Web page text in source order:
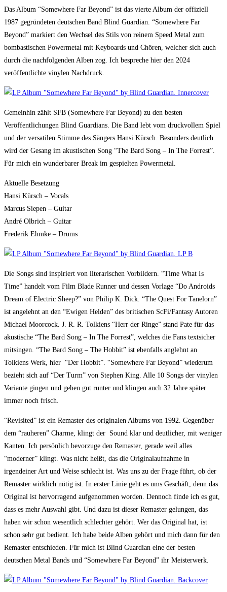
Das Album “Somewhere Far Beyond” ist das vierte Album der offiziell
1987 gegründeten deutschen Band Blind Guardian. “Somewhere Far
Beyond” markiert den Wechsel des Stils von reinem Speed Metal zum
bombastischen Powermetal mit Keyboards und Chören, welcher sich auch
durch die nachfolgenden Alben zog. Ich bespreche hier den 2024
veröffentlichte vinylen Nachdruck.
Gemeinhin zählt SFB (Somewhere Far Beyond) zu den besten
Veröffentlichungen Blind Guardians. Die Band lebt vom druckvollem Spiel
und der versatilen Stimme des Sängers Hansi Kürsch. Besonders deutlich
wird der Gesang im akustischen Song “The Bard Song – In The Forrest”.
Für mich ein wunderbarer Break im gespielten Powermetal.
Aktuelle Besetzung
Hansi Kürsch – Vocals
Marcus Siepen – Guitar
André Olbrich – Guitar
Frederik Ehmke – Drums
Die Songs sind inspiriert von literarischen Vorbildern. “Time What Is
Time” handelt vom Film Blade Runner und dessen Vorlage “Do Androids
Dream of Electric Sheep?” von Philip K. Dick. “The Quest For Tanelorn”
ist angelehnt an den “Ewigen Helden” des britischen ScFi/Fantasy Autoren
Michael Moorcock. J. R. R. Tolkiens “Herr der Ringe” stand Pate für das
akustische “The Bard Song – In The Forrest”, welches die Fans textsicher
mitsingen. “The Bard Song – The Hobbit” ist ebenfalls anglehnt an
Tolkiens Werk, hier “Der Hobbit”. “Somewhere Far Beyond” wiederum
bezieht sich auf “Der Turm” von Stephen King. Alle 10 Songs der vinylen
Variante gingen und gehen gut runter und klingen auch 32 Jahre später
immer noch frisch.
“Revisited” ist ein Remaster des originalen Albums von 1992. Gegenüber
dem “rauheren” Charme, klingt der Sound klar und deutlicher, mit weniger
Kanten. Ich persönlich bevorzuge den Remaster, gerade weil alles
“moderner” klingt. Was nicht heißt, das die Originalaufnahme in
irgendeiner Art und Weise schlecht ist. Was uns zu der Frage führt, ob der
Remaster wirklich nötig ist. In erster Linie geht es ums Geschäft, denn das
Original ist hervorragend aufgenommen worden. Dennoch finde ich es gut,
dass es mehr Auswahl gibt. Und dazu ist dieser Remaster gelungen, das
haben wir schon wesentlich schlechter gehört. Wer das Original hat, ist
schon sehr gut bedient. Ich habe beide Alben gehört und mich dann für den
Remaster entschieden. Für mich ist Blind Guardian eine der besten
deutschen Metal Bands und “Somewhere Far Beyond” ihr Meisterwerk.